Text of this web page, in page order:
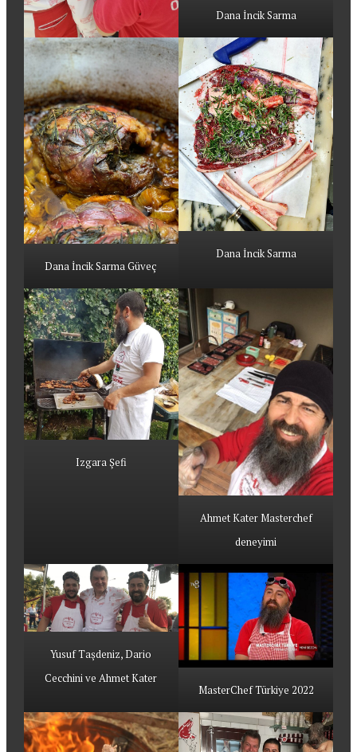
Dana İncik Sarma
Dana İncik Sarma Güveç
Dana İncik Sarma
Izgara Şefi
Ahmet Kater Masterchef
deneyimi
Yusuf Taşdeniz, Dario
Cecchini ve Ahmet Kater
MasterChef Türkiye 2022